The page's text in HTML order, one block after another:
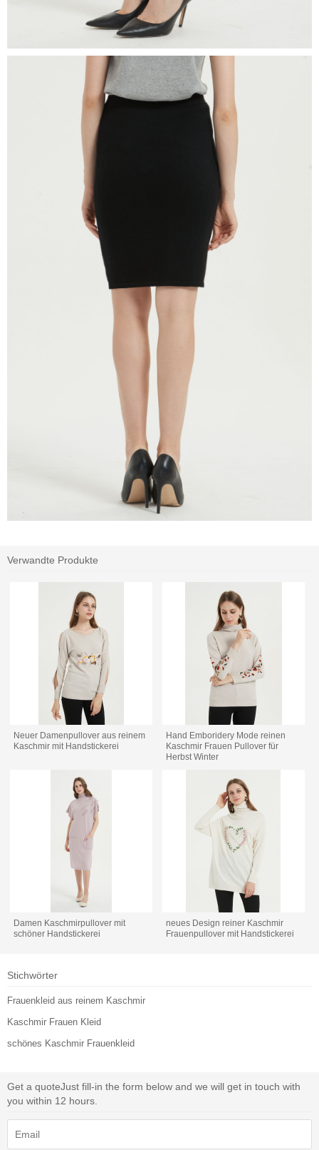
Verwandte Produkte
Neuer Damenpullover aus reinem
Kaschmir mit Handstickerei
Hand Emboridery Mode reinen
Kaschmir Frauen Pullover für
Herbst Winter
Damen Kaschmirpullover mit
schöner Handstickerei
neues Design reiner Kaschmir
Frauenpullover mit Handstickerei
Stichwörter
Frauenkleid aus reinem Kaschmir
Kaschmir Frauen Kleid
schönes Kaschmir Frauenkleid
Get a quoteJust fill-in the form below and we will get in touch with
you within 12 hours.